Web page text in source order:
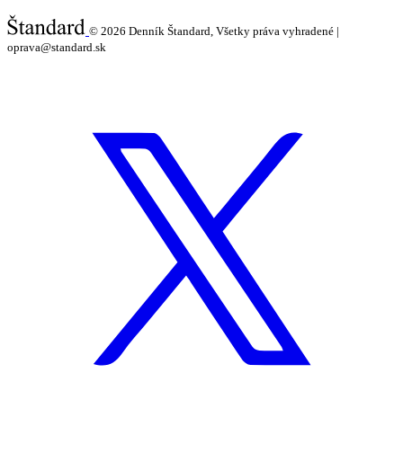
© 2026 Denník Štandard, Všetky práva vyhradené |
oprava@standard.sk